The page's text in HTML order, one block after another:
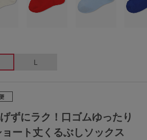
EF
EF
EF
す
ずにラク！口ゴムゆったり
ート丈くるぶしソックス
L